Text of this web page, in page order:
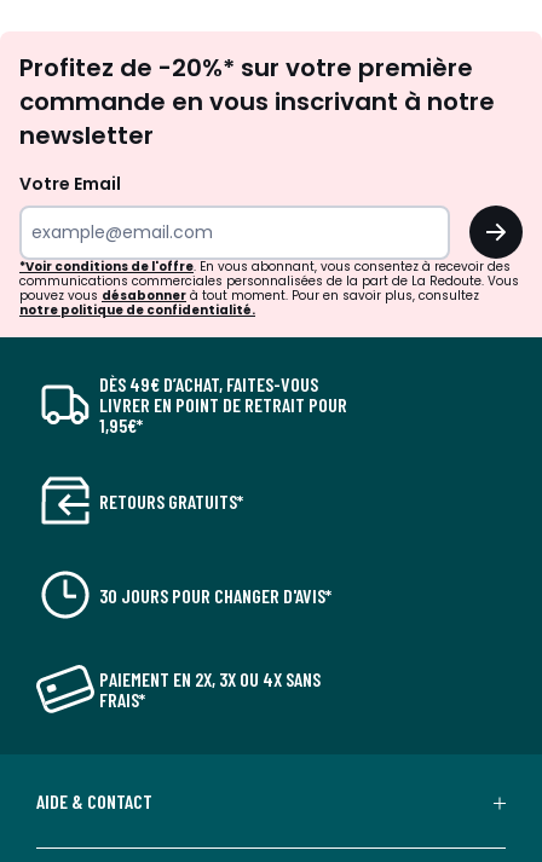
newsletter
Profitez de -20%* sur votre première
commande en vous inscrivant à notre
newsletter
Votre Email
OK
*Voir conditions de l'offre. En vous abonnant, vous consentez à recevoir des
communications commerciales personnalisées de la part de La Redoute. Vous
pouvez vous désabonner à tout moment. Pour en savoir plus, consultez
notre politique de confidentialité.
DÈS 49€ D’ACHAT, FAITES-VOUS
LIVRER EN POINT DE RETRAIT POUR
1,95€*
RETOURS GRATUITS*
30 JOURS POUR CHANGER D'AVIS*
PAIEMENT EN 2X, 3X OU 4X SANS
FRAIS*
AIDE & CONTACT